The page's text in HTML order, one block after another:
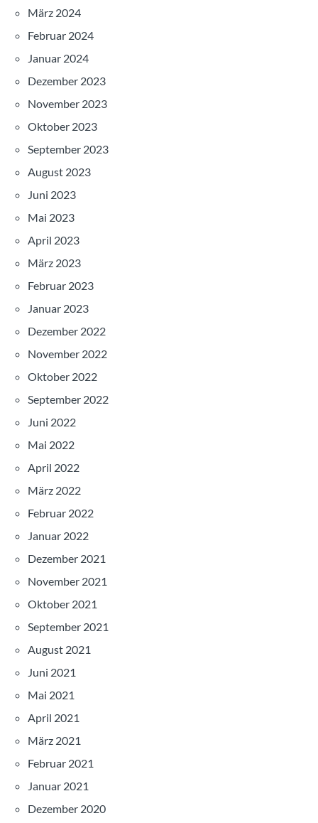
März 2024
Februar 2024
Januar 2024
Dezember 2023
November 2023
Oktober 2023
September 2023
August 2023
Juni 2023
Mai 2023
April 2023
März 2023
Februar 2023
Januar 2023
Dezember 2022
November 2022
Oktober 2022
September 2022
Juni 2022
Mai 2022
April 2022
März 2022
Februar 2022
Januar 2022
Dezember 2021
November 2021
Oktober 2021
September 2021
August 2021
Juni 2021
Mai 2021
April 2021
März 2021
Februar 2021
Januar 2021
Dezember 2020